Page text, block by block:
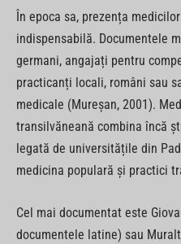
În epoca sa, prezența
indispensabilă. Documentele
germani, angajați pentru
practicanți locali, români sau
medicale (Mureșan, 2001).
transilvăneană combina încă
legată de universitățile din
medicina populară și practici
Cel mai documentat este
documentele latine) sau